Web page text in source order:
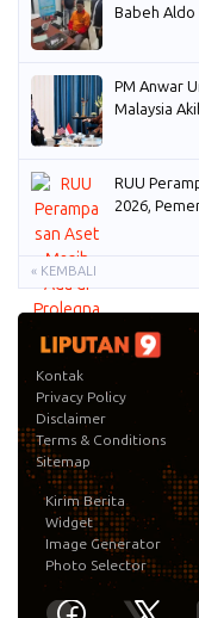
Babeh Aldo
PM Anwar
Malaysia
RUU
2026,
« KEMBALI
Kontak
Privacy Policy
Disclaimer
Terms & Conditions
Sitemap
Kirim Berita
Widget
Image Generator
Photo Selector